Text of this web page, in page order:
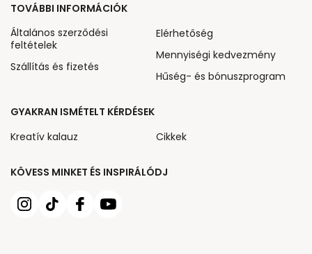
KÖVESS MINKET ÉS INSPIRÁLÓDJ
TOVÁBBI INFORMÁCIÓK
Általános szerződési
feltételek
Szállítás és fizetés
Elérhetőség
Mennyiségi kedvezmény
Hűség- és bónuszprogram
GYAKRAN ISMÉTELT KÉRDÉSEK
Kreatív kalauz
Cikkek